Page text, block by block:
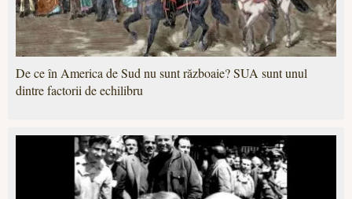
De ce în America de Sud nu sunt războaie? SUA sunt unul
dintre factorii de echilibru